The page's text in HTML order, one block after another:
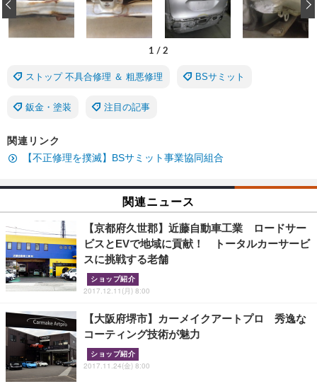
1 / 2
ストップ 不具合修理 ＆ 粗悪修理 BSサミット
鈑金・塗装 注目の記事
関連リンク
【不正修理を撲滅】BSサミット事業協同組合
関連ニュース
【京都府久世郡】近藤自動車工業 ロードサー
ビスとEVで地域に貢献！ トータルカーサービ
スに挑戦する老舗
ショップ紹介
2017.12.11(月) 8:00
【大阪府堺市】カーメイクアートプロ 秀逸な
コーティング技術が魅力
ショップ紹介
2017.11.24(金) 8:00